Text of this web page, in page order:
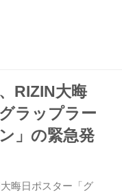
ー刃牙」とコラボし
オル、バスタオル
ボグッズは、“プリ
ダー”朝倉海選
ナ選手のＴシャ
登場。応援必須アイ
鼓舞しよう。
グッズは、Newデ
、フェイス...
RIZIN大晦
ラップラー
」の緊急発
晦日ポスター「グ